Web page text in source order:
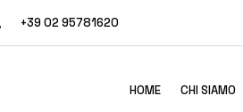
+39 02 95781620
HOME CHI SIAMO